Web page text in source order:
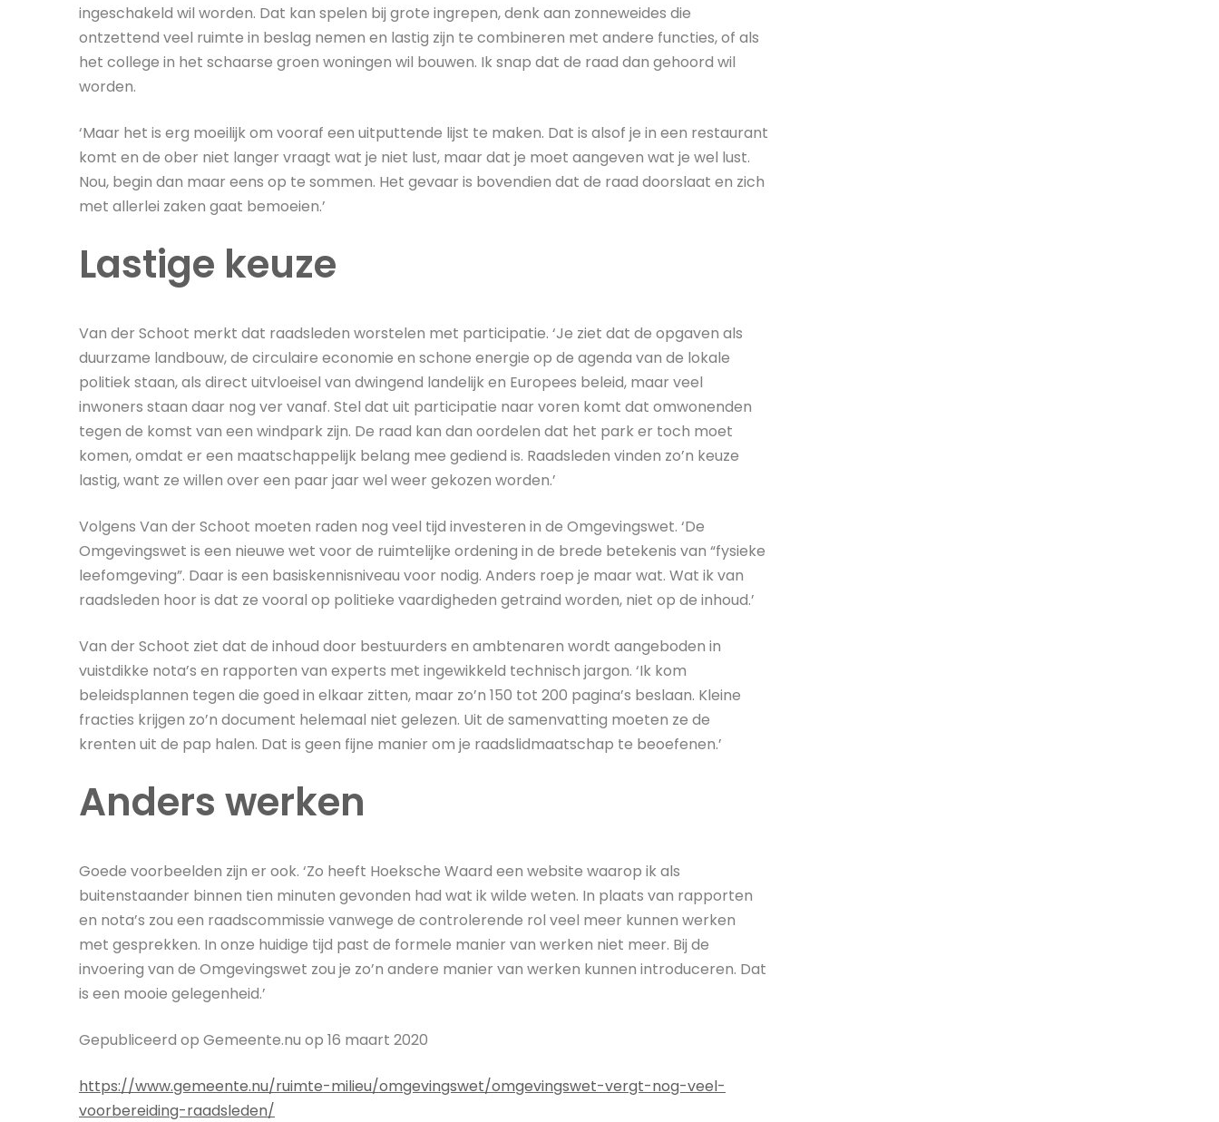
ingeschakeld wil worden. Dat kan spelen bij grote ingrepen, denk aan zonneweides die
ontzettend veel ruimte in beslag nemen en lastig zijn te combineren met andere functies, of als
het college in het schaarse groen woningen wil bouwen. Ik snap dat de raad dan gehoord wil
worden.
‘Maar het is erg moeilijk om vooraf een uitputtende lijst te maken. Dat is alsof je in een restaurant
komt en de ober niet langer vraagt wat je niet lust, maar dat je moet aangeven wat je wel lust.
Nou, begin dan maar eens op te sommen. Het gevaar is bovendien dat de raad doorslaat en zich
met allerlei zaken gaat bemoeien.’
Lastige keuze
Van der Schoot merkt dat raadsleden worstelen met participatie. ‘Je ziet dat de opgaven als
duurzame landbouw, de circulaire economie en schone energie op de agenda van de lokale
politiek staan, als direct uitvloeisel van dwingend landelijk en Europees beleid, maar veel
inwoners staan daar nog ver vanaf. Stel dat uit participatie naar voren komt dat omwonenden
tegen de komst van een windpark zijn. De raad kan dan oordelen dat het park er toch moet
komen, omdat er een maatschappelijk belang mee gediend is. Raadsleden vinden zo’n keuze
lastig, want ze willen over een paar jaar wel weer gekozen worden.’
Volgens Van der Schoot moeten raden nog veel tijd investeren in de Omgevingswet. ‘De
Omgevingswet is een nieuwe wet voor de ruimtelijke ordening in de brede betekenis van “fysieke
leefomgeving”. Daar is een basiskennisniveau voor nodig. Anders roep je maar wat. Wat ik van
raadsleden hoor is dat ze vooral op politieke vaardigheden getraind worden, niet op de inhoud.’
Van der Schoot ziet dat de inhoud door bestuurders en ambtenaren wordt aangeboden in
vuistdikke nota’s en rapporten van experts met ingewikkeld technisch jargon. ‘Ik kom
beleidsplannen tegen die goed in elkaar zitten, maar zo’n 150 tot 200 pagina’s beslaan. Kleine
fracties krijgen zo’n document helemaal niet gelezen. Uit de samenvatting moeten ze de
krenten uit de pap halen. Dat is geen fijne manier om je raadslidmaatschap te beoefenen.’
Anders werken
Goede voorbeelden zijn er ook. ‘Zo heeft Hoeksche Waard een website waarop ik als
buitenstaander binnen tien minuten gevonden had wat ik wilde weten. In plaats van rapporten
en nota’s zou een raadscommissie vanwege de controlerende rol veel meer kunnen werken
met gesprekken. In onze huidige tijd past de formele manier van werken niet meer. Bij de
invoering van de Omgevingswet zou je zo’n andere manier van werken kunnen introduceren. Dat
is een mooie gelegenheid.’
Gepubliceerd op Gemeente.nu op 16 maart 2020
https://www.gemeente.nu/ruimte-milieu/omgevingswet/omgevingswet-vergt-nog-veel-
voorbereiding-raadsleden/